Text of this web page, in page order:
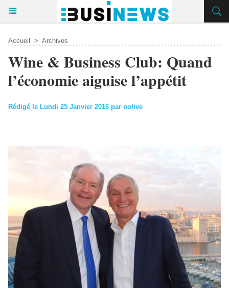
Accueil > Archives
Wine & Business Club: Quand
l’économie aiguise l’appétit
Rédigé le Lundi 25 Janvier 2016 par oolive